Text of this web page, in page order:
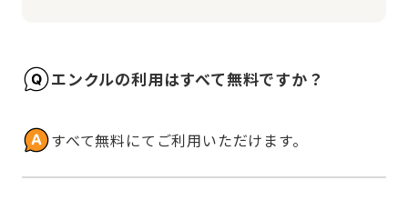
エンクルの利用はすべて無料ですか？
すべて無料にてご利用いただけます。